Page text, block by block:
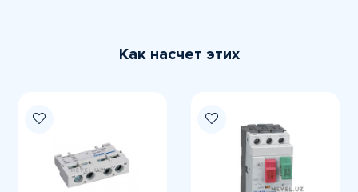
Как насчет этих